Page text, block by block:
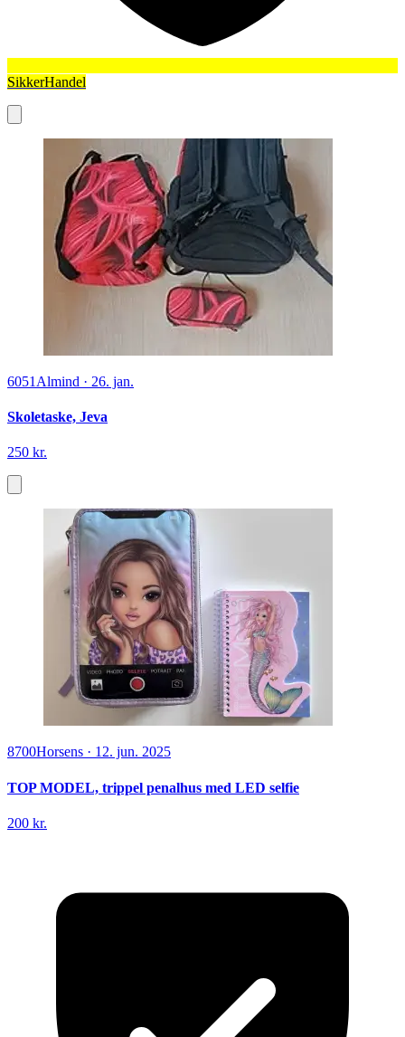
SikkerHandel
6051 Almind · 26. jan.
Skoletaske, Jeva
250 kr.
8700Horsens · 12. jun. 2025
TOP MODEL, trippel penalhus med LED selfie
200 kr.